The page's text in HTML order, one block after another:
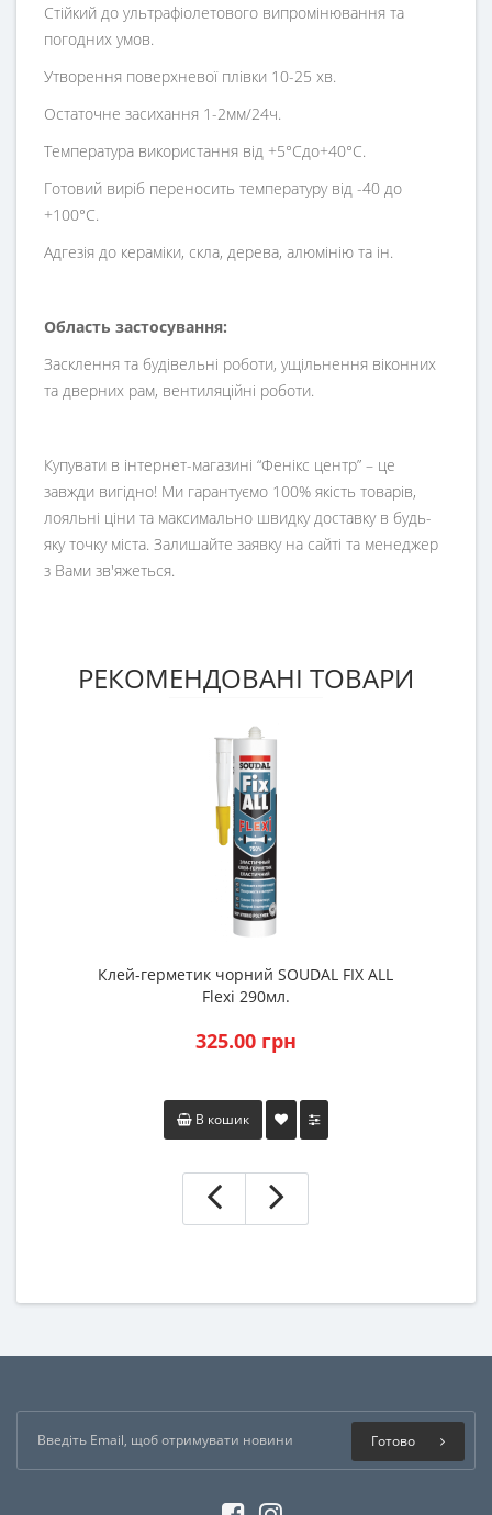
Стійкий до ультрафіолетового випромінювання та
погодних умов.
Утворення поверхневої плівки 10-25 хв.
Остаточне засихання 1-2мм/24ч.
Температура використання від +5°Сдо+40°С.
Готовий виріб переносить температуру від -40 до
+100°С.
Адгезія до кераміки, скла, дерева, алюмінію та ін.
Область застосування:
Засклення та будівельні роботи, ущільнення віконних
та дверних рам, вентиляційні роботи.
Купувати в інтернет-магазині “Фенікс центр” – це
завжди вигідно! Ми гарантуємо 100% якість товарів,
лояльні ціни та максимально швидку доставку в будь-
яку точку міста. Залишайте заявку на сайті та менеджер
з Вами зв'яжеться.
РЕКОМЕНДОВАНІ ТОВАРИ
Клей-герметик чорний SOUDAL FIX ALL
Flexi 290мл.
325.00 грн
В кошик
Готово